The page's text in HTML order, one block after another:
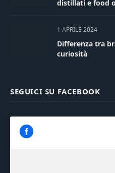
distillati e food
1 APRILE 2024
Differenza tra
curiosità
SEGUICI SU FACEBOOK